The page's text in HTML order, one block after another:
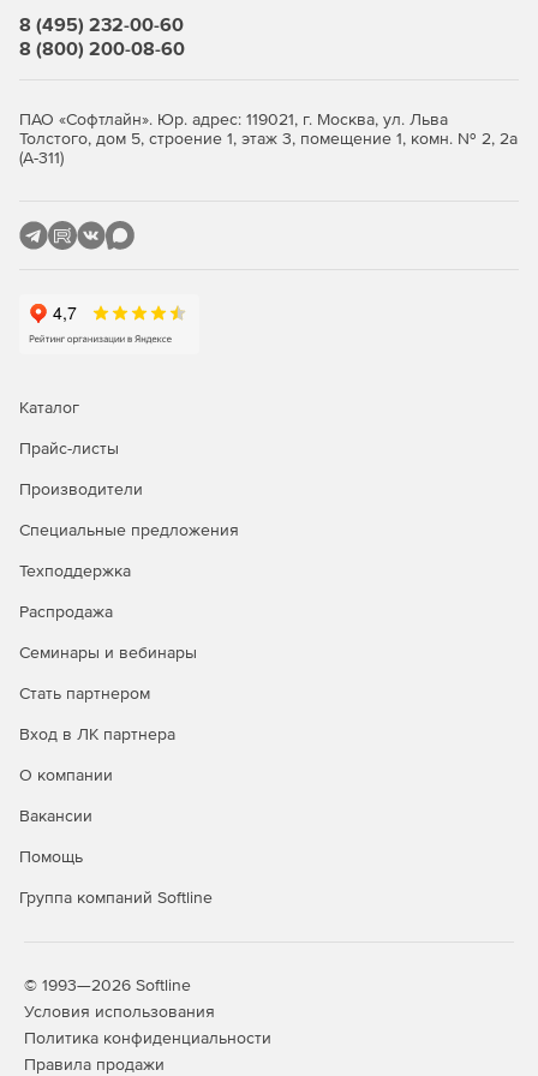
8 (495) 232-00-60
8 (800) 200-08-60
ПАО «Софтлайн». Юр. адрес: 119021, г. Москва, ул. Льва
Толстого, дом 5, строение 1, этаж 3, помещение 1, комн. № 2, 2а
(А-311)
Каталог
Прайс-листы
Производители
Специальные предложения
Техподдержка
Распродажа
Семинары и вебинары
Стать партнером
Вход в ЛК партнера
О компании
Вакансии
Помощь
Группа компаний Softline
© 1993—2026 Softline
Условия использования
Политика конфиденциальности
Правила продажи